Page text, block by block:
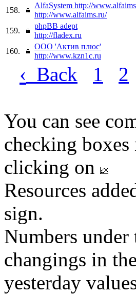
158.
AlfaSystem http://
http://www.alfaims.ru/
159.
phpBB adept
http://fladex.ru
160.
ООО 'Актив плюс'
http://www.kzn1c.ru
‹ Back 1 2
You can see
checking
clicking on
Resources
sign.
Numbers
changings in
yesterday